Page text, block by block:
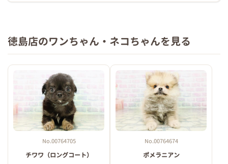
徳島店のワンちゃん・ネコちゃんを見る
No.00764705
チワワ（ロングコート）
No.00764674
ポメラニアン